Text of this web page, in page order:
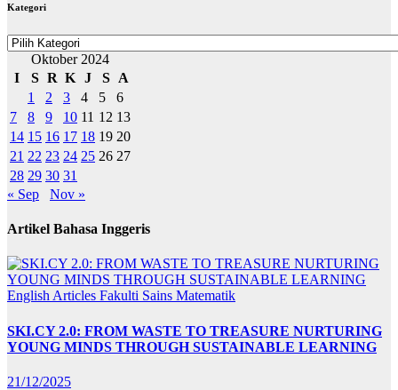
Kategori
Kategori
Oktober 2024
I
S R K J S
A
1
2 3 4 5
6
7
8 9 10 11 12 13
14 15 16 17 18 19 20
21 22 23 24 25 26 27
28 29 30 31
« Sep
Nov »
Artikel Bahasa Inggeris
English Articles Fakulti Sains Matematik
SKI.CY 2.0: FROM WASTE TO TREASURE NURTURING
YOUNG MINDS THROUGH SUSTAINABLE LEARNING
21/12/2025